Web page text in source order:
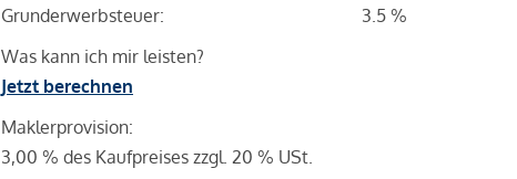
Grunderwerbsteuer:
3.5 %
Was kann ich mir leisten?
Jetzt berechnen
Maklerprovision:
3,00 % des Kaufpreises zzgl. 20 % USt.